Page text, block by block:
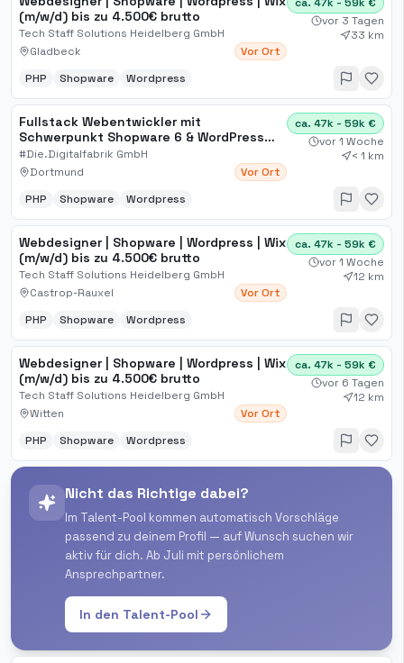
(m/w/d) bis zu 4.500€ brutto
Tech Staff Solutions Heidelberg GmbH
Gladbeck
Vor Ort
vor 3 Tagen
33 km
PHP Shopware Wordpress
Fullstack Webentwickler mit
Schwerpunkt Shopware 6 & WordPress
(m/w/d)
#Die.Digitalfabrik GmbH
Dortmund
Vor Ort
ca. 47k - 59k €
vor 1 Woche
< 1 km
PHP Shopware Wordpress
Webdesigner | Shopware | Wordpress | Wix
(m/w/d) bis zu 4.500€ brutto
Tech Staff Solutions Heidelberg GmbH
Castrop-Rauxel
Vor Ort
ca. 47k - 59k €
vor 1 Woche
12 km
PHP Shopware Wordpress
Webdesigner | Shopware | Wordpress | Wix
(m/w/d) bis zu 4.500€ brutto
Tech Staff Solutions Heidelberg GmbH
Witten
Vor Ort
ca. 47k - 59k €
vor 6 Tagen
12 km
PHP Shopware Wordpress
Nicht das Richtige dabei?
Im Talent-Pool kommen automatisch Vorschläge
passend zu deinem Profil — auf Wunsch suchen wir
aktiv für dich. Ab Juli mit persönlichem
Ansprechpartner.
In den Talent-Pool